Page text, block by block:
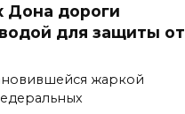
Дона дороги
для защиты от
жаркой